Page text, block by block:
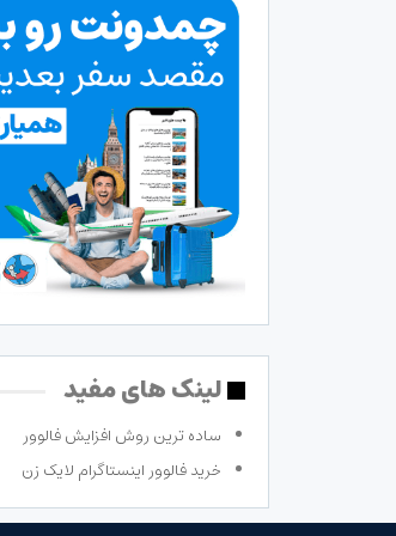
لینک های مفید
ساده ترین روش افزایش فالوور
خرید فالوور اینستاگرام لایک زن